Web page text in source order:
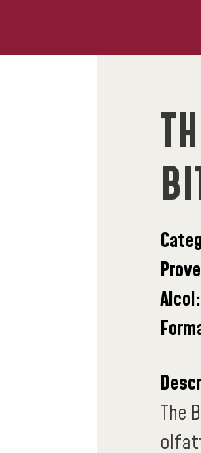
Alcol:
The